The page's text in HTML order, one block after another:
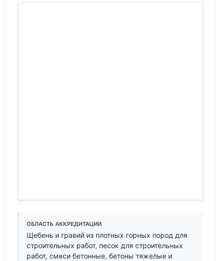
ОБЛАСТЬ АККРЕДИТАЦИИ
Щебень и гравий из плотных горных пород для
строительных работ, песок для строительных
работ, смеси бетонные, бетоны тяжелые и